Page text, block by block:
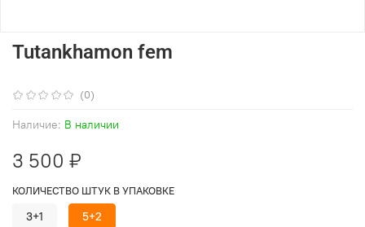
(0)
Наличие: В наличии
Tutankhamon fem
3 500 ₽
КОЛИЧЕСТВО ШТУК В УПАКОВКЕ
3+1 5+2